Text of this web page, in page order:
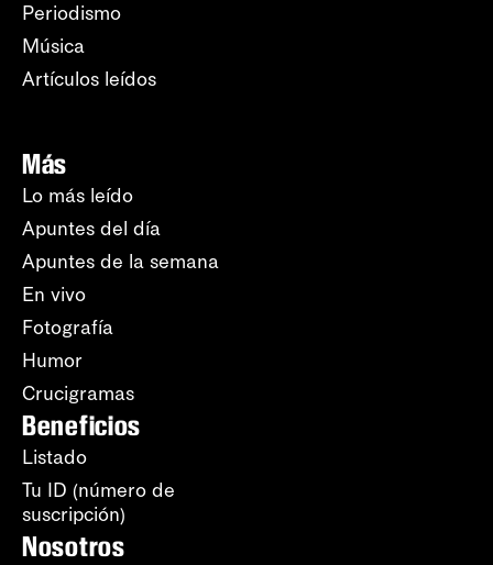
Periodismo
Música
Artículos leídos
Más
Lo más leído
Apuntes del día
Apuntes de la semana
En vivo
Fotografía
Humor
Crucigramas
Beneficios
Listado
Tu ID (número de
suscripción)
Nosotros